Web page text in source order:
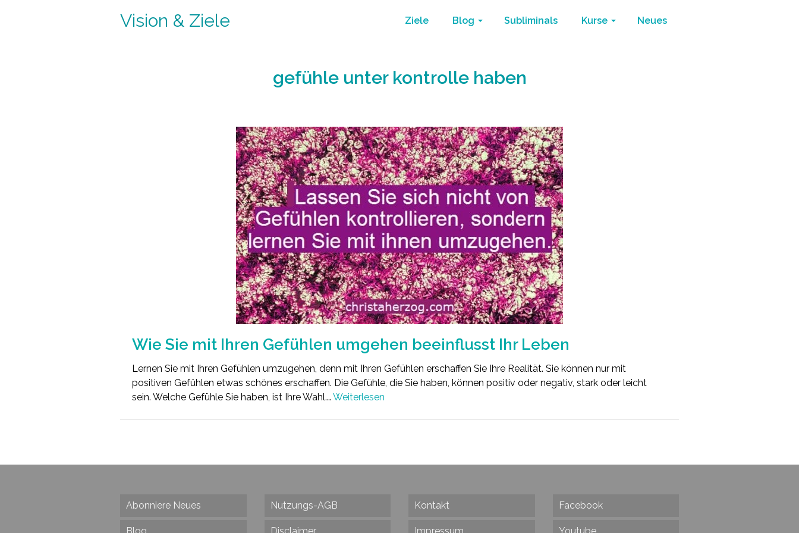
Vision & Ziele Ziele Blog Subliminals Kurse Neues
gefühle unter kontrolle haben
Wie Sie mit Ihren Gefühlen umgehen beeinflusst Ihr Leben
Lernen Sie mit Ihren Gefühlen umzugehen, denn mit Ihren Gefühlen erschaffen Sie Ihre Realität. Sie können nur mit
positiven Gefühlen etwas schönes erschaffen. Die Gefühle, die Sie haben, können positiv oder negativ, stark oder leicht
sein. Welche Gefühle Sie haben, ist Ihre Wahl.… Weiterlesen
Abonniere Neues Nutzungs-AGB Kontakt Facebook